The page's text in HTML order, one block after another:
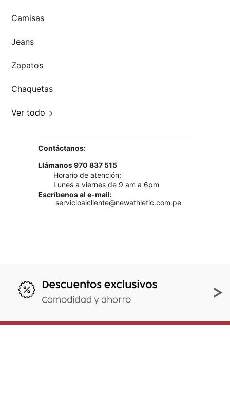
Camisas
Jeans
Zapatos
Chaquetas
Ver todo
Contáctanos:
Llámanos 970 837 515
Horario de atención:
Lunes a viernes de 9 am a 6pm
Escríbenos al e-mail:
servicioalcliente@newathletic.com.pe